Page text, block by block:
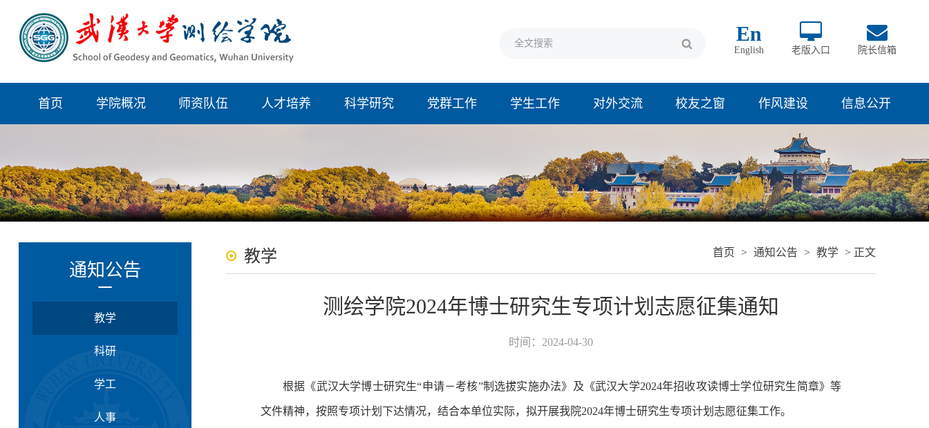
En
English 老版入口 院长信箱
首页 学院概况 师资队伍 人才培养 科学研究 党群工作 学生工作 对外交流 校友之窗 作风建设 信息公开
通知公告
教学
科研
学工
人事
教学 首页 > 通知公告 > 教学 > 正文
测绘学院2024年博士研究生专项计划志愿征集通知
时间：2024-04-30
根据《武汉大学博士研究生“申请－考核”制选拔实施办法》及《武汉大学2024年招收攻读博士学位研究生简章》等
文件精神，按照专项计划下达情况，结合本单位实际，拟开展我院2024年博士研究生专项计划志愿征集工作。